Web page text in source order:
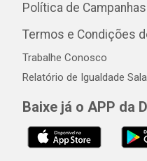
Política de Campanhas
Termos e Condições
Trabalhe Conosco
Relatório de Igualdade
Baixe já o APP da